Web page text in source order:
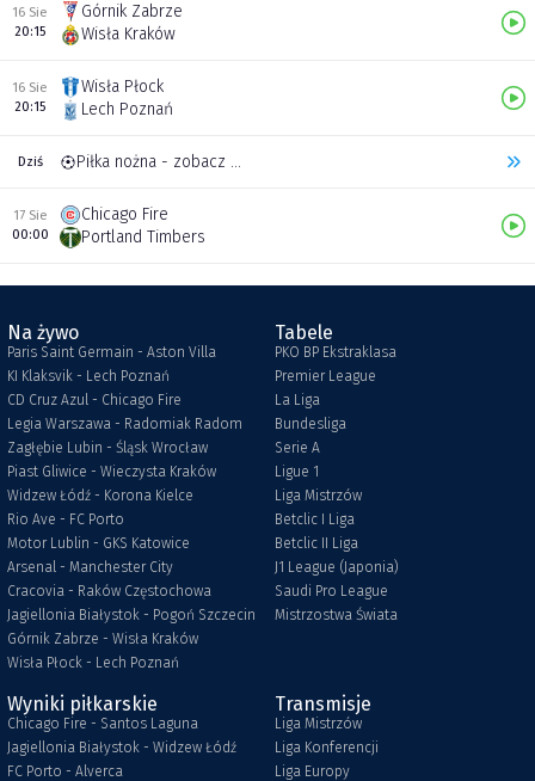
16 Sie
20:15
Górnik Zabrze
Wisła Kraków
16 Sie
20:15
Wisła Płock
Lech Poznań
Dziś Piłka nożna - zobacz inne transmisje
17 Sie
00:00
Chicago Fire
Portland Timbers
Na żywo
Paris Saint Germain - Aston Villa
KI Klaksvik - Lech Poznań
CD Cruz Azul - Chicago Fire
Legia Warszawa - Radomiak Radom
Zagłębie Lubin - Śląsk Wrocław
Piast Gliwice - Wieczysta Kraków
Widzew Łódź - Korona Kielce
Rio Ave - FC Porto
Motor Lublin - GKS Katowice
Arsenal - Manchester City
Cracovia - Raków Częstochowa
Jagiellonia Białystok - Pogoń Szczecin
Górnik Zabrze - Wisła Kraków
Wisła Płock - Lech Poznań
Tabele
PKO BP Ekstraklasa
Premier League
La Liga
Bundesliga
Serie A
Ligue 1
Liga Mistrzów
Betclic I Liga
Betclic II Liga
J1 League (Japonia)
Saudi Pro League
Mistrzostwa Świata
Wyniki piłkarskie
Chicago Fire - Santos Laguna
Jagiellonia Białystok - Widzew Łódź
FC Porto - Alverca
Transmisje
Liga Mistrzów
Liga Konferencji
Liga Europy